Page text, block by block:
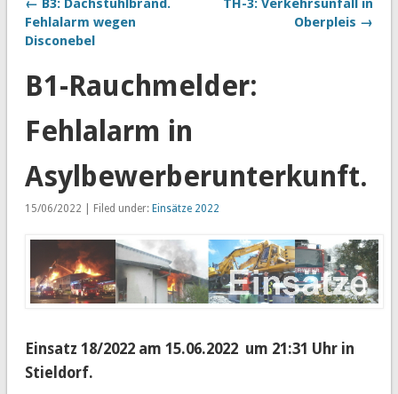
← B3: Dachstuhlbrand.
Fehlalarm wegen
Disconebel
TH-3: Verkehrsunfall in
Oberpleis →
B1-Rauchmelder:
Fehlalarm in
Asylbewerberunterkunft.
15/06/2022 | Filed under: Einsätze 2022
Einsatz 18/2022 am 15.06.2022 um 21:31 Uhr in
Stieldorf.